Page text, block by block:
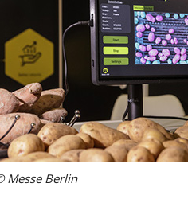
Messe Berlin